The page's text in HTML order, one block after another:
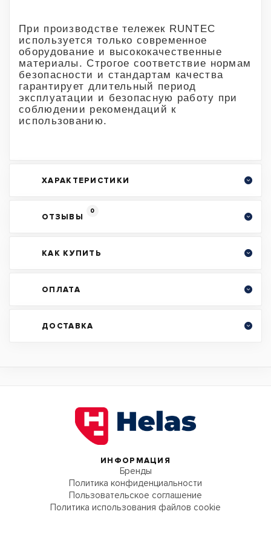
При производстве тележек RUNTEC
используется только современное
оборудование и высококачественные
материалы. Строгое соответствие нормам
безопасности и стандартам качества
гарантирует длительный период
эксплуатации и безопасную работу при
соблюдении рекомендаций к
использованию.
ХАРАКТЕРИСТИКИ
ОТЗЫВЫ
0
КАК КУПИТЬ
ОПЛАТА
ДОСТАВКА
ИНФОРМАЦИЯ
Бренды
Политика конфиденциальности
Пользовательское соглашение
Политика использования файлов cookie